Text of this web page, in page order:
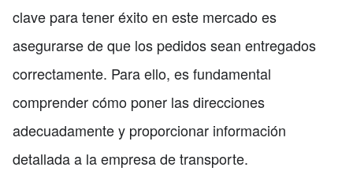
clave para tener éxito en este mercado es
asegurarse de que los pedidos sean entregados
correctamente. Para ello, es fundamental
comprender cómo poner las direcciones
adecuadamente y proporcionar información
detallada a la empresa de transporte.